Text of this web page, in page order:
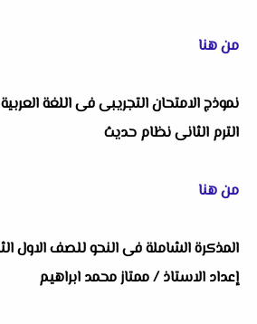
من هنا
نموذج الامتحان التجريبى فى اللغة
الترم الثانى نظام حديث
من هنا
المذكرة الشاملة فى النحو للصف الاول
إعداد الاستاذ / ممتاز محمد ابراهيم